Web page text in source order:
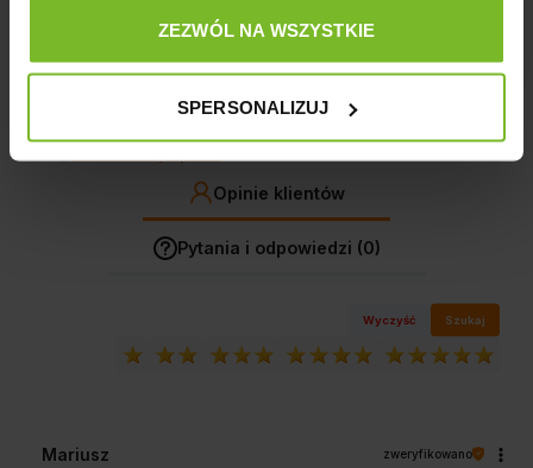
ZEZWÓL NA WSZYSTKIE
SPERSONALIZUJ
1
Opinie klientów
Pytania i odpowiedzi (0)
Wyczyść Szukaj
Mariusz zweryfikowano